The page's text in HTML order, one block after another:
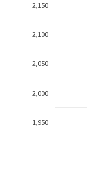
1,950
2,000
2,050
2,100
2,150